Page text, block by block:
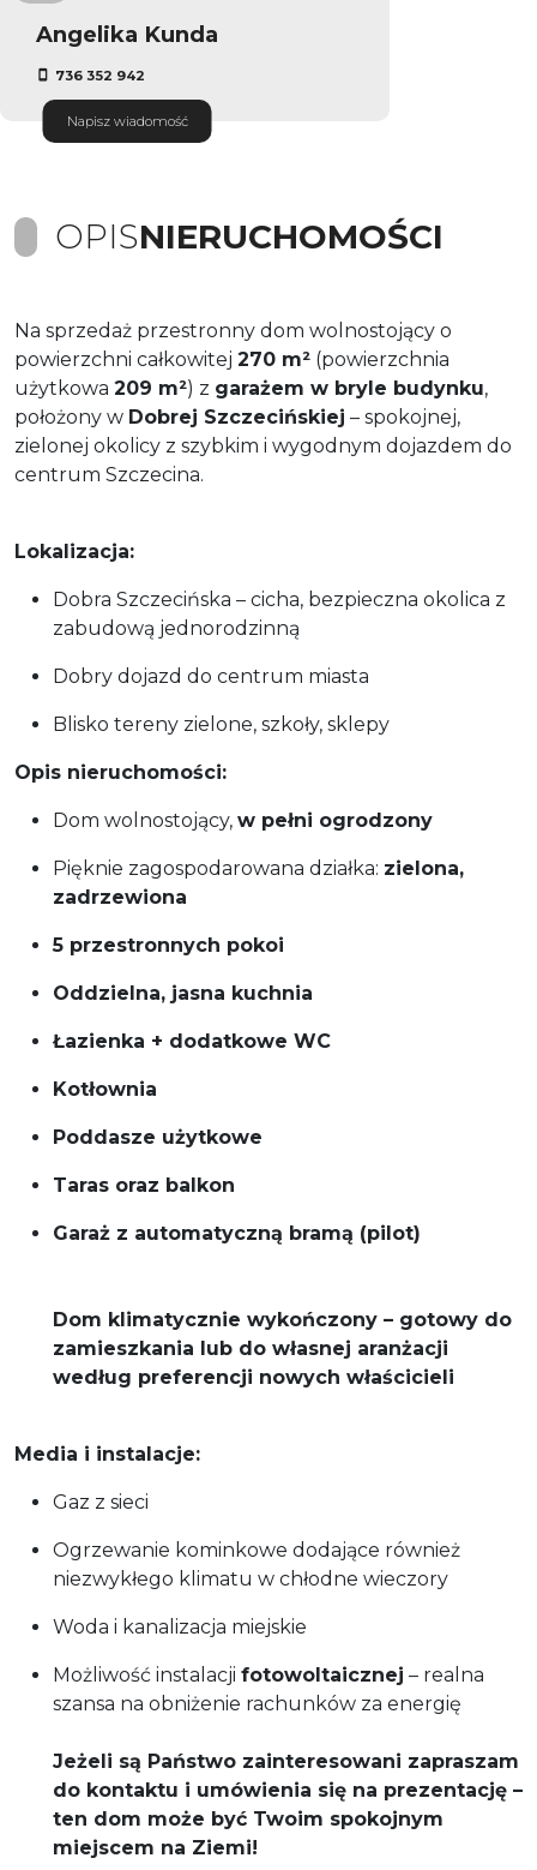
Angelika Kunda
736 352 942
Napisz wiadomość
OPISNIERUCHOMOŚCI
Na sprzedaż przestronny dom wolnostojący o
powierzchni całkowitej 270 m² (powierzchnia
użytkowa 209 m²) z garażem w bryle budynku,
położony w Dobrej Szczecińskiej – spokojnej,
zielonej okolicy z szybkim i wygodnym dojazdem do
centrum Szczecina.
Lokalizacja:
Dobra Szczecińska – cicha, bezpieczna okolica z
zabudową jednorodzinną
Dobry dojazd do centrum miasta
Blisko tereny zielone, szkoły, sklepy
Opis nieruchomości:
Dom wolnostojący, w pełni ogrodzony
Pięknie zagospodarowana działka: zielona,
zadrzewiona
5 przestronnych pokoi
Oddzielna, jasna kuchnia
Łazienka + dodatkowe WC
Kotłownia
Poddasze użytkowe
Taras oraz balkon
Garaż z automatyczną bramą (pilot)
Dom klimatycznie wykończony – gotowy do
zamieszkania lub do własnej aranżacji
według preferencji nowych właścicieli
Media i instalacje:
Gaz z sieci
Ogrzewanie kominkowe dodające również
niezwykłego klimatu w chłodne wieczory
Woda i kanalizacja miejskie
Możliwość instalacji fotowoltaicznej – realna
szansa na obniżenie rachunków za energię
Jeżeli są Państwo zainteresowani zapraszam
do kontaktu i umówienia się na prezentację –
ten dom może być Twoim spokojnym
miejscem na Ziemi!